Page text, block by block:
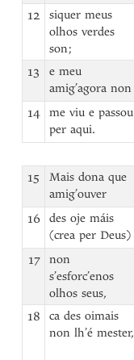
12
siquer meus
olhos verdes
son;
13
e meu
amig’agora non
14
me viu e passou
per aqui.
15
Mais dona que
amig’ouver
16
des oje máis
(crea per Deus)
17
non
s’esforc’enos
olhos seus,
18
ca des oimais
non lh’é mester,